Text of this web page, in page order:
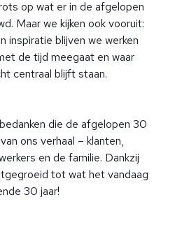
op wat er in de afgelopen
Maar we kijken ook vooruit:
inspiratie blijven we werken
de tijd meegaat en waar
centraal blijft staan.
bedanken die de afgelopen 30
ons verhaal – klanten,
en de familie. Dankzij
tot wat het vandaag
30 jaar!